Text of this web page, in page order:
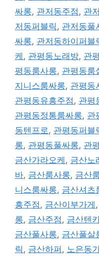
싸롱, 관저동주점 , 관
저동퍼블릭 , 관저동풀
싸롱, 관저동하이퍼블
케 , 관평동노래방, 관
평동룸사롱, 관평동룸
지니스룸싸롱, 관평동
관평동유흥주점 , 관평
관평동정통룸싸롱, 관
동텐프로 , 관평동퍼블
롱, 관평동풀싸롱, 관
금산가라오케 , 금산노
바, 금산룸사롱, 금산
니스룸싸롱, 금산셔츠
흥주점 , 금산이부가게 ,
롱, 금산주점 , 금산텐
금산풀사롱, 금산풀살
릭 , 금산하퍼 , 노은동